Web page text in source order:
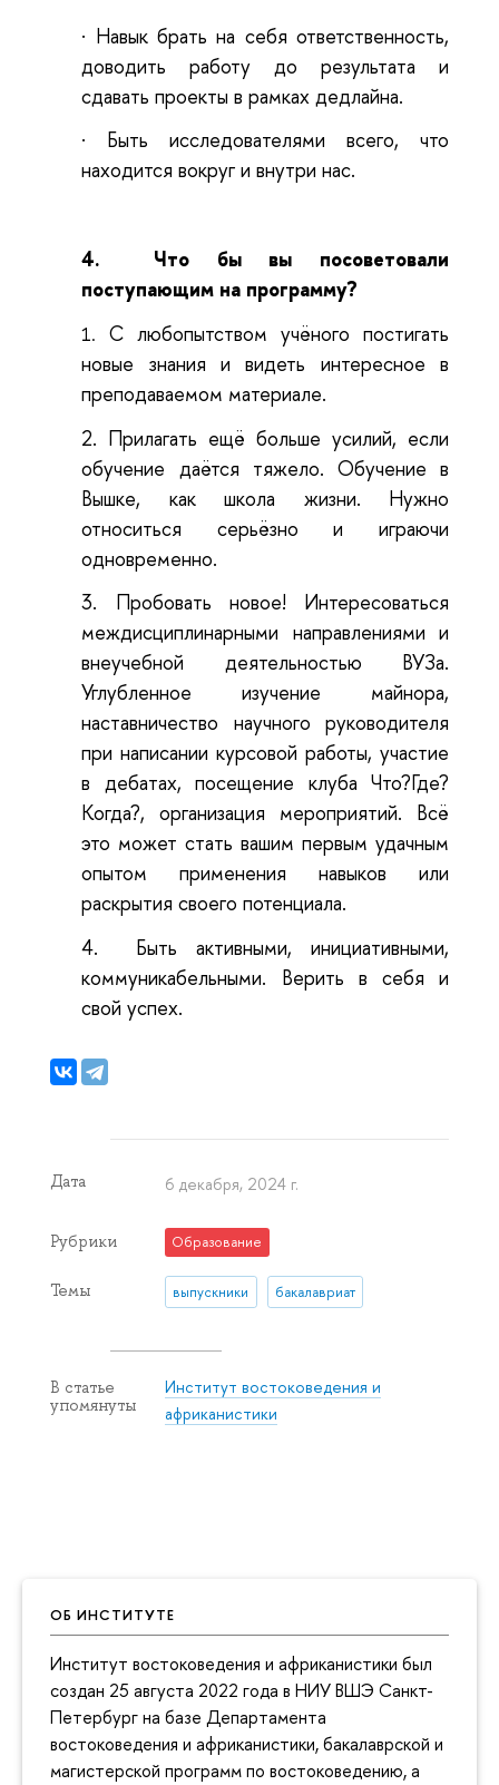
ОБ ИНСТИТУТЕ
Институт востоковедения и африканистики был
создан 25 августа 2022 года в НИУ ВШЭ Санкт-
Петербург на базе Департамента
востоковедения и африканистики, бакалаврской и
магистерской программ по востоковедению, а
· Навык брать на себя ответственность,
доводить работу до результата и
сдавать проекты в рамках дедлайна.
· Быть исследователями всего, что
находится вокруг и внутри нас.
4. Что бы вы посоветовали
поступающим на программу?
1. С любопытством учёного постигать
новые знания и видеть интересное в
преподаваемом материале.
2. Прилагать ещё больше усилий, если
обучение даётся тяжело. Обучение в
Вышке, как школа жизни. Нужно
относиться серьёзно и играючи
одновременно.
3. Пробовать новое! Интересоваться
междисциплинарными направлениями и
внеучебной деятельностью ВУЗа.
Углубленное изучение майнора,
наставничество научного руководителя
при написании курсовой работы, участие
в дебатах, посещение клуба Что?Где?
Когда?, организация мероприятий. Всё
это может стать вашим первым удачным
опытом применения навыков или
раскрытия своего потенциала.
4. Быть активными, инициативными,
коммуникабельными. Верить в себя и
свой успех.
Дата 6 декабря, 2024 г.
Рубрики Образование
Темы выпускники бакалавриат
В статье
упомянуты
Институт востоковедения и
африканистики